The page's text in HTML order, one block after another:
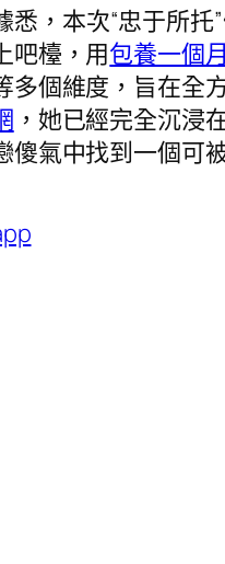
悉，本次“忠于所
吧檯，用包養一個
多個維度，旨在全
，她已經完全沉浸
傻氣中找到一個可